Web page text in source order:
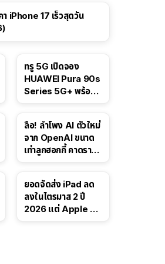
iPhone 17 เร็วสุดวัน
ทรู 5G เปิดจอง
HUAWEI Pura 90s
Series 5G+ พร้อม
ลือ! ลำโพง AI ตัวใหม่
จาก OpenAI ขนาด
เท่าลูกฮอกกี้ คาดราคา
ยอดจัดส่ง iPad ลด
ลงในไตรมาส 2 ปี
2026 แต่ Apple ยัง